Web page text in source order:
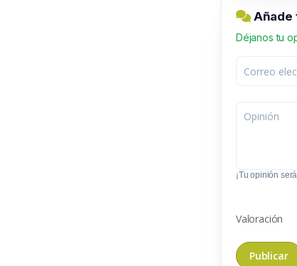
Añade
Déjanos tu
¡Tu opinión
Valoración